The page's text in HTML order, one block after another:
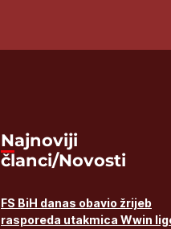
Najnoviji
članci/Novosti
FS BiH danas obavio žrijeb
rasporeda utakmica Wwin